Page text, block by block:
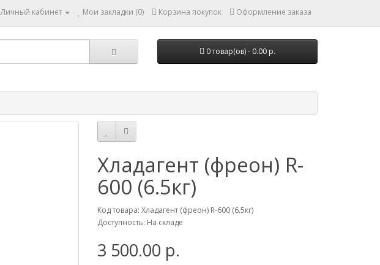
Личный кабинет Мои закладки (0) Корзина покупок Оформление заказа
0 товар(ов) - 0.00 р.
Хладагент (фреон) R-
600 (6.5кг)
Код товара: Хладагент (фреон) R-600 (6.5кг)
Доступность: На складе
3 500.00 р.